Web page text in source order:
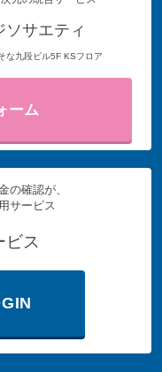
ソサエティ
な九段ビル5F KSフロア
ーム
の確認が、
サービス
ビス